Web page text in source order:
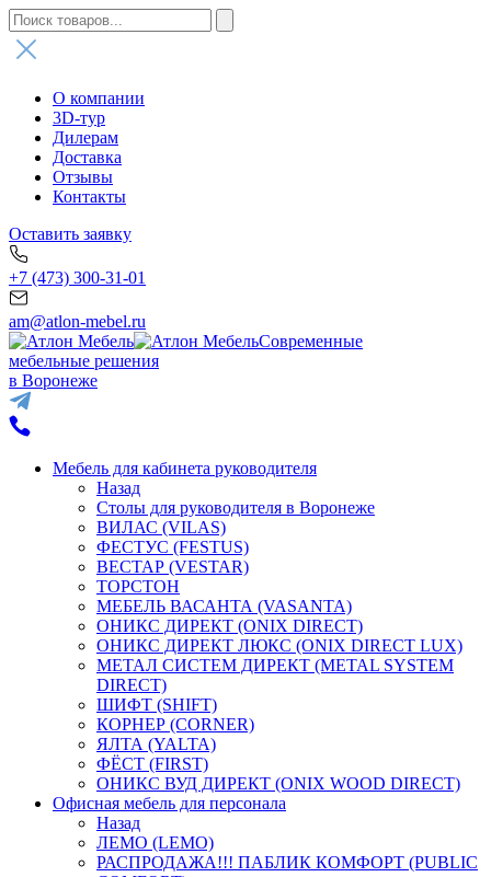
О компании
3D-тур
Дилерам
Доставка
Отзывы
Контакты
Оставить заявку
+7 (473) 300-31-01
am@atlon-mebel.ru
Современные
мебельные решения
в Воронеже
Мебель для кабинета руководителя
Назад
Столы для руководителя в Воронеже
ВИЛАС (VILAS)
ФЕСТУС (FESTUS)
ВЕСТАР (VESTAR)
ТОРСТОН
МЕБЕЛЬ ВАСАНТА (VASANTA)
ОНИКС ДИРЕКТ (ONIX DIRECT)
ОНИКС ДИРЕКТ ЛЮКС (ONIX DIRECT LUX)
МЕТАЛ СИСТЕМ ДИРЕКТ (METAL SYSTEM
DIRECT)
ШИФТ (SHIFT)
КОРНЕР (CORNER)
ЯЛТА (YALTA)
ФЁСТ (FIRST)
ОНИКС ВУД ДИРЕКТ (ONIX WOOD DIRECT)
Офисная мебель для персонала
Назад
ЛЕМО (LEMO)
РАСПРОДАЖА!!! ПАБЛИК КОМФОРТ (PUBLIC